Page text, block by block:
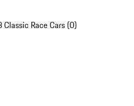
Classic Race Cars (0)